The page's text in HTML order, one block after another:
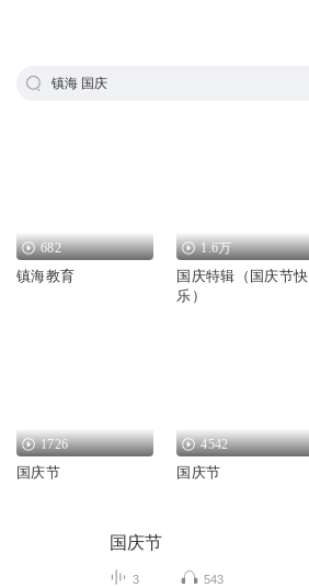
镇海 国庆
682
镇海教育
1.6万
国庆特辑（国庆节快
乐）
1726
国庆节
4542
国庆节
国庆节
3 543